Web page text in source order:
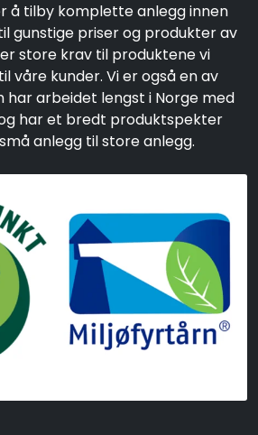
å tilby komplette anlegg innen
gunstige priser og produkter av
store krav til produktene vi
våre kunder. Vi er også en av
har arbeidet lengst i Norge med
har et bredt produktspekter
anlegg til store anlegg.